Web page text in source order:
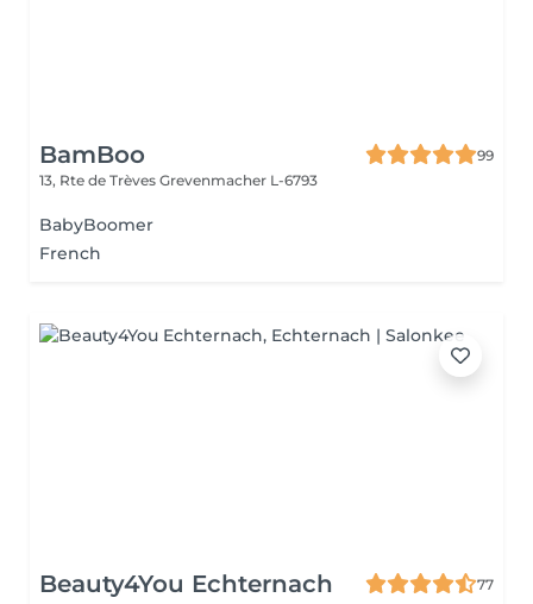
BamBoo
99
13, Rte de Trèves Grevenmacher L-6793
BabyBoomer
French
Beauty4You Echternach
77